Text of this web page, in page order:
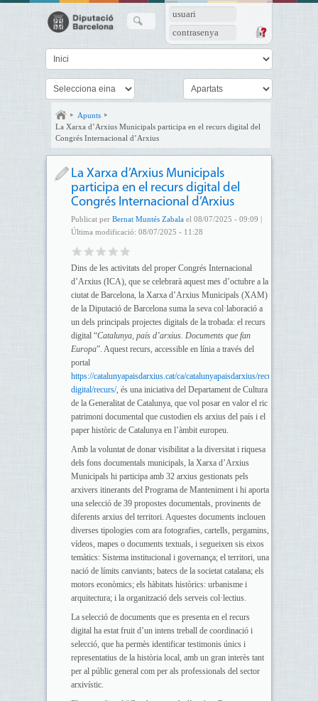
usuari
contrasenya
Apunts
La Xarxa d’Arxius Municipals participa en el recurs digital del
Congrés Internacional d’Arxius
La Xarxa d’Arxius Municipals
participa en el recurs digital del
Congrés Internacional d’Arxius
Publicat per Bernat Muntés Zabalael 08/07/2025 - 09:09 |
Última modificació: 08/07/2025 - 11:28
Dins de les activitats del proper Congrés Internacional
d’Arxius (ICA), que se celebrarà aquest mes d’octubre a la
ciutat de Barcelona, la Xarxa d’Arxius Municipals (XAM)
de la Diputació de Barcelona suma la seva col·laboració a
un dels principals projectes digitals de la trobada: el recurs
digital “Catalunya, país d’arxius. Documents que fan
Europa”. Aquest recurs, accessible en línia a través del
portal
https://catalunyapaisdarxius.cat/ca/catalunyapaisdarxius/recurs-
digital/recurs/, és una iniciativa del Departament de Cultura
de la Generalitat de Catalunya, que vol posar en valor el ric
patrimoni documental que custodien els arxius del país i el
paper històric de Catalunya en l’àmbit europeu.
Amb la voluntat de donar visibilitat a la diversitat i riquesa
dels fons documentals municipals, la Xarxa d’Arxius
Municipals hi participa amb 32 arxius gestionats pels
arxivers itinerants del Programa de Manteniment i hi aporta
una selecció de 39 propostes documentals, provinents de
diferents arxius del territori. Aquestes documents inclouen
diverses tipologies com ara fotografies, cartells, pergamins,
vídeos, mapes o documents textuals, i segueixen sis eixos
temàtics: Sistema institucional i governança; el territori, una
nació de límits canviants; batecs de la societat catalana; els
motors econòmics; els hàbitats històrics: urbanisme i
arquitectura; i la organització dels serveis col·lectius.
La selecció de documents que es presenta en el recurs
digital ha estat fruit d’un intens treball de coordinació i
selecció, que ha permès identificar testimonis únics i
representatius de la història local, amb un gran interès tant
per al públic general com per als professionals del sector
arxivístic.